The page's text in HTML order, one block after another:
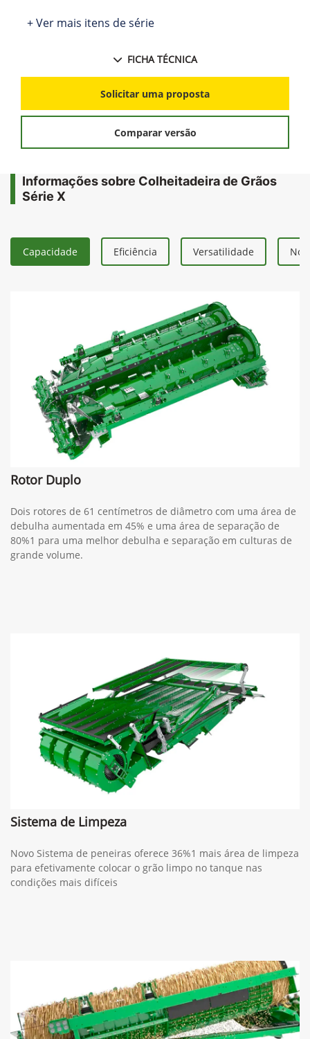
+ Ver mais itens de série
FICHA TÉCNICA
Solicitar uma proposta
Comparar versão
Informações sobre Colheitadeira de Grãos
Série X
Capacidade Eficiência Versatilidade
Rotor Duplo
Dois rotores de 61 centímetros de diâmetro com uma área de
debulha aumentada em 45% e uma área de separação de
80%1 para uma melhor debulha e separação em culturas de
grande volume.
Sistema de Limpeza
Novo Sistema de peneiras oferece 36%1 mais área de limpeza
para efetivamente colocar o grão limpo no tanque nas
condições mais difíceis